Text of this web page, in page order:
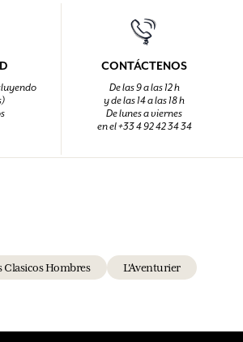
CONTÁCTENOS
De las 9 a las 12 h
y de las 14 a las 18 h
De lunes a viernes
en el +33 4 92 42 34 34
Clasicos Hombres L'Aventurier